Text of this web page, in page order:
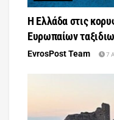
Η Ελλάδα στις
Ευρωπαίων
EvrosPost Team 7